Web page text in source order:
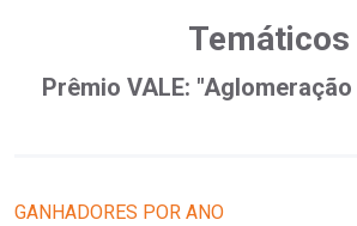
Temáticos
Prêmio VALE:
GANHADORES POR ANO